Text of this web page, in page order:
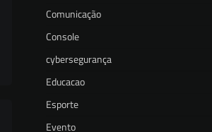
Comunicação
Console
cybersegurança
Educacao
Esporte
Evento